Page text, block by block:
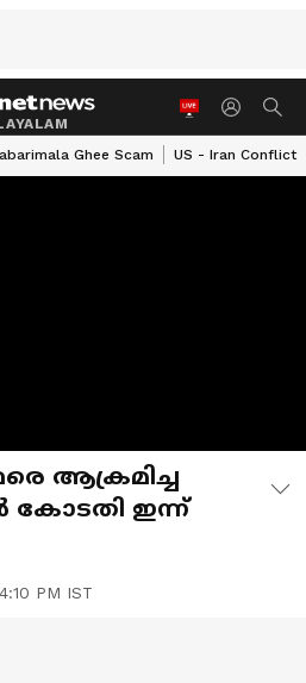
Ghee Scam US - Iran Conflict
ആക്രമിച്ച
കോടതി ഇന്ന്
PM IST